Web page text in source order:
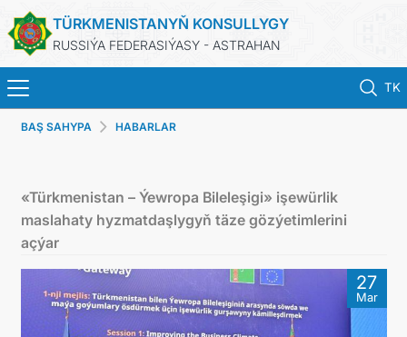
TÜRKMENISTANYŇ KONSULLYGY
RUSSIÝA FEDERASIÝASY - ASTRAHAN
TK
BAŞ SAHYPA
TÜRKMENISTAN
PASPORTLARYŇ MÖHLETINI UZALTMAK
KONSULLYK HYZMATLARY
BAŞ SAHYPA HABARLAR
«Türkmenistan – Ýewropa Bileleşigi» işewürlik
maslahaty hyzmatdaşlygyň täze gözýetimlerini
açýar
27
Mar